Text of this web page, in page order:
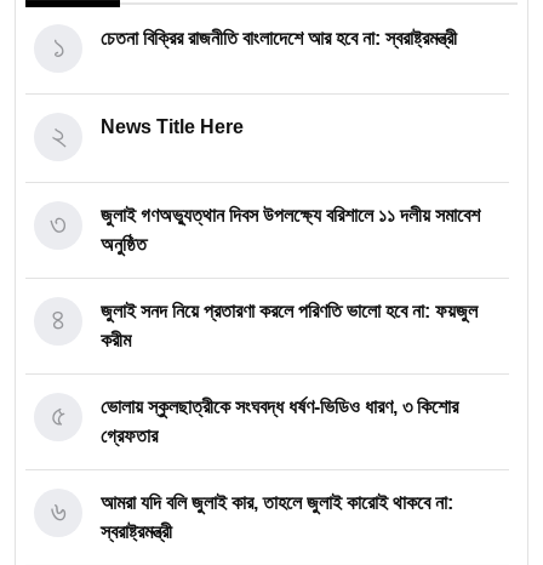
চেতনা বিক্রির রাজনীতি বাংলাদেশে আর হবে না: স্বরাষ্ট্রমন্ত্রী
১
News Title Here
২
জুলাই গণঅভ্যুত্থান দিবস উপলক্ষ্যে বরিশালে ১১ দলীয় সমাবেশ
অনুষ্ঠিত
৩
জুলাই সনদ নিয়ে প্রতারণা করলে পরিণতি ভালো হবে না: ফয়জুল
করীম
৪
ভোলায় স্কুলছাত্রীকে সংঘবদ্ধ ধর্ষণ-ভিডিও ধারণ, ৩ কিশোর
গ্রেফতার
৫
আমরা যদি বলি জুলাই কার, তাহলে জুলাই কারোই থাকবে না:
স্বরাষ্ট্রমন্ত্রী
৬